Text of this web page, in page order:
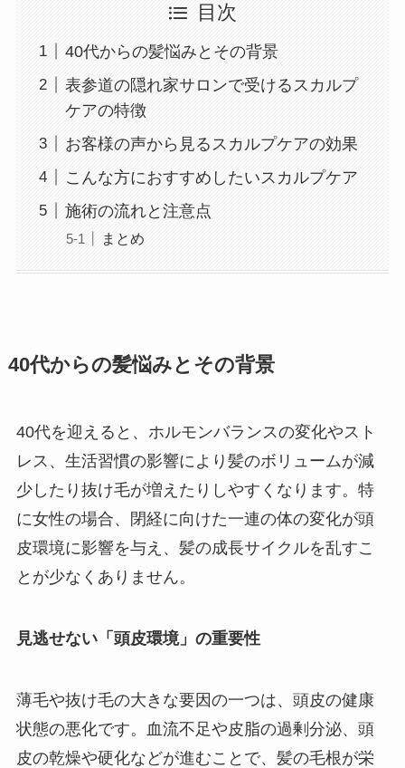
目次
40代からの髪悩みとその背景
表参道の隠れ家サロンで受けるスカルプ
ケアの特徴
お客様の声から見るスカルプケアの効果
こんな方におすすめしたいスカルプケア
施術の流れと注意点
まとめ
40代からの髪悩みとその背景
40代を迎えると、ホルモンバランスの変化やスト
レス、生活習慣の影響により髪のボリュームが減
少したり抜け毛が増えたりしやすくなります。特
に女性の場合、閉経に向けた一連の体の変化が頭
皮環境に影響を与え、髪の成長サイクルを乱すこ
とが少なくありません。
見逃せない「頭皮環境」の重要性
薄毛や抜け毛の大きな要因の一つは、頭皮の健康
状態の悪化です。血流不足や皮脂の過剰分泌、頭
皮の乾燥や硬化などが進むことで、髪の毛根が栄